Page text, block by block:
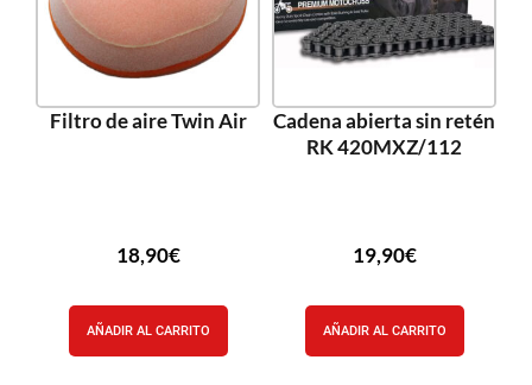
Filtro de aire Twin Air
18,90€
AÑADIR AL CARRITO
Cadena abierta sin retén
RK 420MXZ/112
19,90€
AÑADIR AL CARRITO